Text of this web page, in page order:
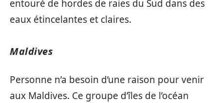
entouré de hordes de raies du Sud dans des
eaux étincelantes et claires.
Maldives
Personne n’a besoin d’une raison pour venir
aux Maldives. Ce groupe d’îles de l’océan